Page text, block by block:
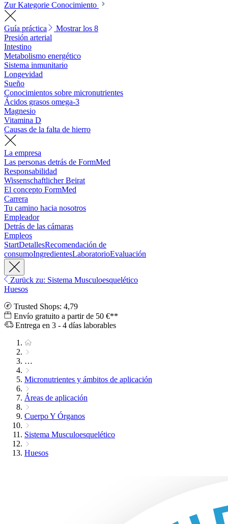
Zur Kategorie Conocimiento
Guía práctica
Mostrar los 8
Presión arterial
Intestino
Metabolismo energético
Sistema inmunitario
Longevidad
Sueño
Conocimientos sobre micronutrientes
Ácidos grasos omega-3
Magnesio
Vitamina D
Causas de la falta de hierro
La empresa
Las personas detrás de FormMed
Responsabilidad
Wissenschaftlicher Beirat
El concepto FormMed
Carrera
Tu camino hacia nosotros
Empleador
Detrás de las cámaras
Empleos
StartDetallesRecomendación de
consumoIngredientesLaboratorioEvaluación
Zurück zu: Sistema Musculoesquelético
Huesos
Trusted Shops: 4,79
Envío gratuito a partir de 50 €**
Entrega en 3 - 4 días laborables
…
Micronutrientes y ámbitos de aplicación
Áreas de aplicación
Cuerpo Y Órganos
Sistema Musculoesquelético
Huesos